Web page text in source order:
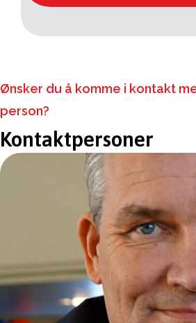
H
Ønsker du å komme i kontakt
person?
Kontaktpersoner